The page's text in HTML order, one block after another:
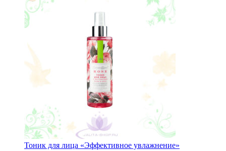
Тоник для лица «Эффективное увлажнение»